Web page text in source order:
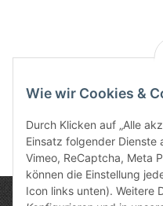
Wie wir Cookies &
Durch Klicken auf „Alle
Einsatz folgender Dienste
Vimeo, ReCaptcha, Meta
können die Einstellung
Icon links unten). Weitere